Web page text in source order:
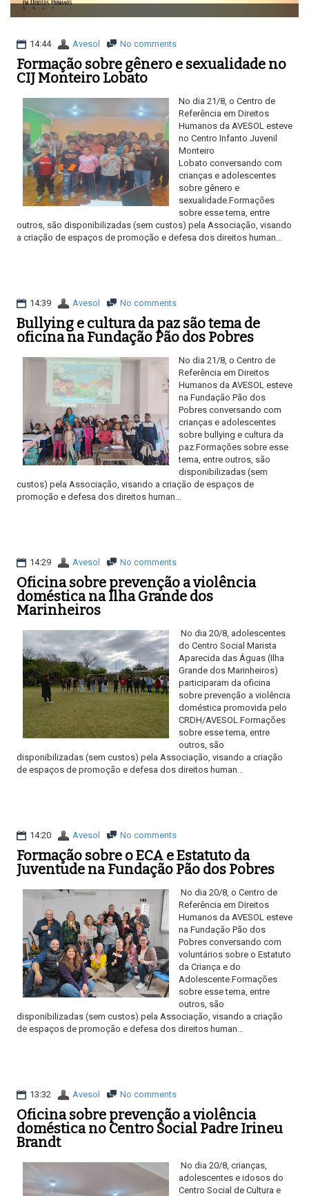
v
i
a
i
14:44 Avesol No comments
Formação sobre gênero e sexualidade no
CIJ Monteiro Lobato
No dia 21/8, o Centro de
Referência em Direitos
Humanos da AVESOL esteve
no Centro Infanto Juvenil
Monteiro
Lobato conversando com
crianças e adolescentes
sobre gênero e
sexualidade.Formações
sobre esse tema, entre
outros, são disponibilizadas (sem custos) pela Associação, visando
a criação de espaços de promoção e defesa dos direitos human...
14:39 Avesol No comments
Bullying e cultura da paz são tema de
oficina na Fundação Pão dos Pobres
No dia 21/8, o Centro de
Referência em Direitos
Humanos da AVESOL esteve
na Fundação Pão dos
Pobres conversando com
crianças e adolescentes
sobre bullying e cultura da
paz.Formações sobre esse
tema, entre outros, são
disponibilizadas (sem
custos) pela Associação, visando a criação de espaços de
promoção e defesa dos direitos human...
14:29 Avesol No comments
Oficina sobre prevenção a violência
doméstica na Ilha Grande dos
Marinheiros
No dia 20/8, adolescentes
do Centro Social Marista
Aparecida das Águas (Ilha
Grande dos Marinheiros)
participaram da oficina
sobre prevenção a violência
doméstica promovida pelo
CRDH/AVESOL.Formações
sobre esse tema, entre
outros, são
disponibilizadas (sem custos) pela Associação, visando a criação
de espaços de promoção e defesa dos direitos human...
14:20 Avesol No comments
Formação sobre o ECA e Estatuto da
Juventude na Fundação Pão dos Pobres
No dia 20/8, o Centro de
Referência em Direitos
Humanos da AVESOL esteve
na Fundação Pão dos
Pobres conversando com
voluntários sobre o Estatuto
da Criança e do
Adolescente.Formações
sobre esse tema, entre
outros, são
disponibilizadas (sem custos) pela Associação, visando a criação
de espaços de promoção e defesa dos direitos human...
13:32 Avesol No comments
Oficina sobre prevenção a violência
doméstica no Centro Social Padre Irineu
Brandt
No dia 20/8, crianças,
adolescentes e idosos do
Centro Social de Cultura e